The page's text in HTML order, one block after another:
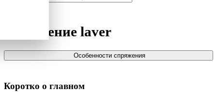
Спряжение laver
Особенности спряжения
Коротко о главном